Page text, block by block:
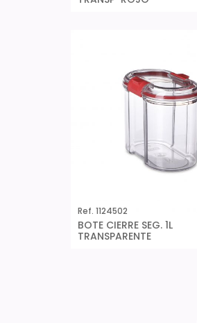
Ref. 1124502
BOTE CIERRE SEG. 1L
TRANSPARENTE